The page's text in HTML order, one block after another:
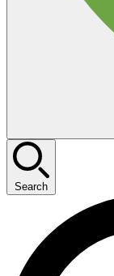
Search